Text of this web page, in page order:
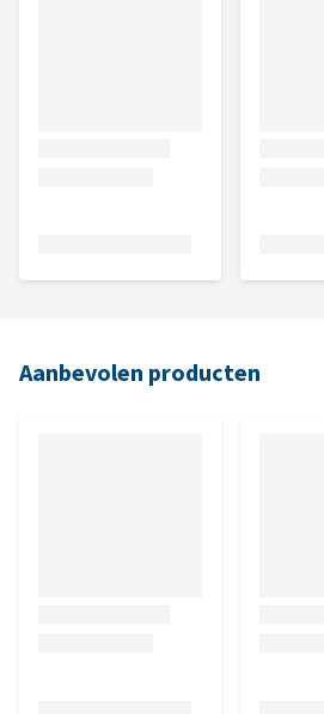
Aanbevolen producten